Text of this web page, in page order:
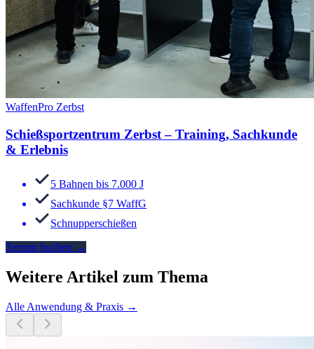
WaffenPro Zerbst
Schießsportzentrum Zerbst – Training, Sachkunde
& Erlebnis
5 Bahnen bis 7.000 J
Sachkunde §7 WaffG
Schnupperschießen
Termin buchen →
Weitere Artikel zum Thema
Alle Anwendung & Praxis →